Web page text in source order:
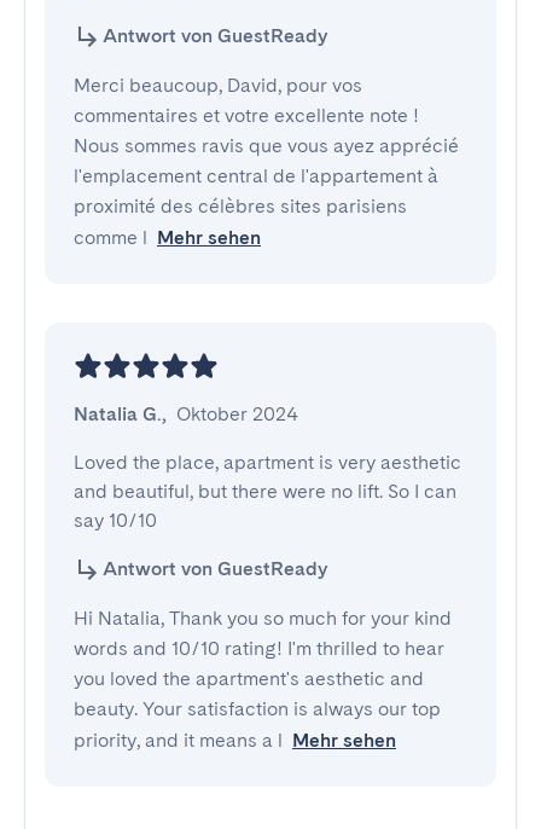
Antwort von GuestReady
Merci beaucoup, David, pour vos
commentaires et votre excellente note !
Nous sommes ravis que vous ayez apprécié
l'emplacement central de l'appartement à
proximité des célèbres sites parisiens
comme l Mehr sehen
Natalia G., Oktober 2024
Loved the place, apartment is very aesthetic
and beautiful, but there were no lift. So I can
say 10/10
Antwort von GuestReady
Hi Natalia, Thank you so much for your kind
words and 10/10 rating! I'm thrilled to hear
you loved the apartment's aesthetic and
beauty. Your satisfaction is always our top
priority, and it means a l Mehr sehen